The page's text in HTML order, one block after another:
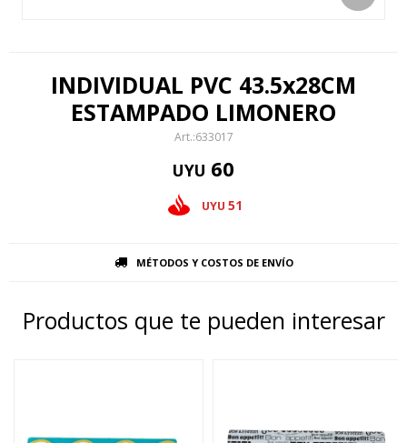
INDIVIDUAL PVC 43.5x28CM
ESTAMPADO LIMONERO
633017
UYU 60
UYU 51
MÉTODOS Y COSTOS DE ENVÍO
Productos que te pueden interesar